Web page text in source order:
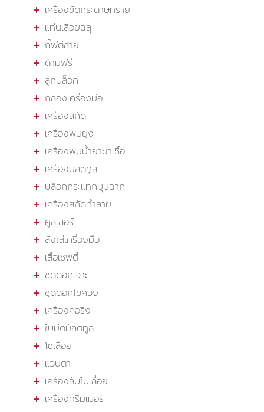
เครื่องขัดกระดาษทราย
แท่นเลื่อยฉลุ
กิ๊ฟตีสาย
ด้ามฟรี
ลูกบล็อค
กล่องเครื่องมือ
เครื่องสกัด
เครื่องพ่นยุง
เครื่องพ่นน้ำยาฆ่าเชื้อ
เครื่องมัลติทูล
บล็อกกระแทกมุมฉาก
เครื่องสกัดทำลาย
คูลเลอร์
ลังใส่เครื่องมือ
เสื้อเซฟตี้
ชุดดอกเจาะ
ชุดดอกไขควง
เครื่องคอริ่ง
ใบมีดมัลติทูล
โซ่เลื่อย
แว่นตา
เครื่องลับใบเลื่อย
เครื่องทริมเมอร์